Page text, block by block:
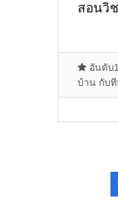
สอนวิ
อันดับ
บ้าน กับ